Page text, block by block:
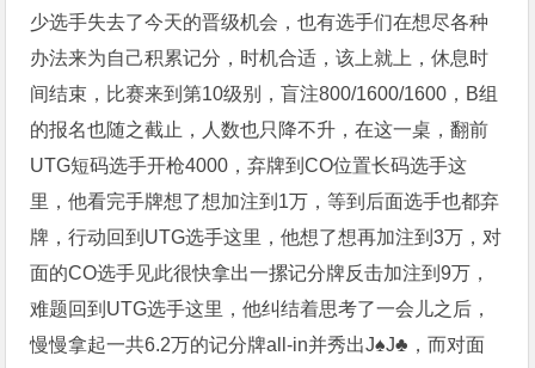
少选手失去了今天的晋级机会，也有选手们在想尽各种
办法来为自己积累记分，时机合适，该上就上，休息时
间结束，比赛来到第10级别，盲注800/1600/1600，B组
的报名也随之截止，人数也只降不升，在这一桌，翻前
UTG短码选手开枪4000，弃牌到CO位置长码选手这
里，他看完手牌想了想加注到1万，等到后面选手也都弃
牌，行动回到UTG选手这里，他想了想再加注到3万，对
面的CO选手见此很快拿出一摞记分牌反击加注到9万，
难题回到UTG选手这里，他纠结着思考了一会儿之后，
慢慢拿起一共6.2万的记分牌all-in并秀出J♠️J♣️，而对面